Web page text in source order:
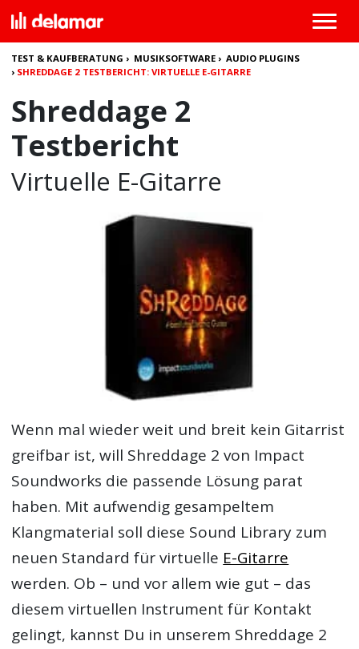
TEST & KAUFBERATUNG › MUSIKSOFTWARE ›AUDIO PLUGINS
› SHREDDAGE 2 TESTBERICHT: VIRTUELLE E-GITARRE
Shreddage 2
Testbericht
Virtuelle E-Gitarre
Wenn mal wieder weit und breit kein Gitarrist
greifbar ist, will Shreddage 2 von Impact
Soundworks die passende Lösung parat
haben. Mit aufwendig gesampeltem
Klangmaterial soll diese Sound Library zum
neuen Standard für virtuelle E-Gitarre
werden. Ob – und vor allem wie gut – das
diesem virtuellen Instrument für Kontakt
gelingt, kannst Du in unserem Shreddage 2